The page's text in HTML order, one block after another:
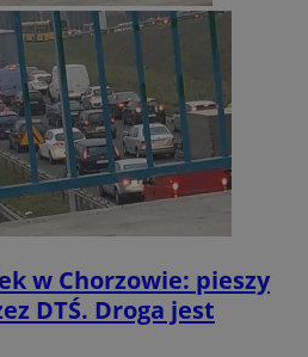
w Chorzowie: pieszy
DTŚ. Droga jest